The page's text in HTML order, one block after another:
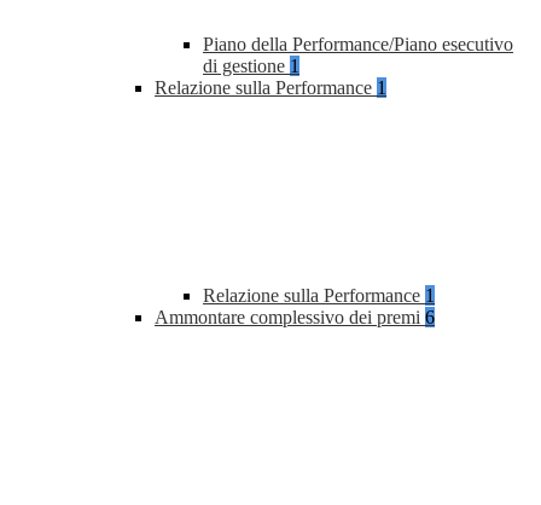
Piano della Performance/Piano esecutivo
di gestione 1
Relazione sulla Performance 1
Relazione sulla Performance 1
Ammontare complessivo dei premi 6